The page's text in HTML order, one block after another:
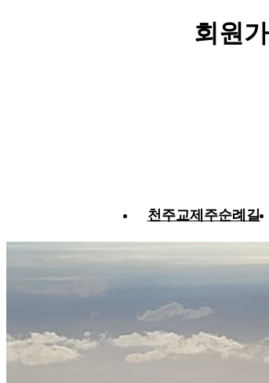
회원
천주교제주순례길